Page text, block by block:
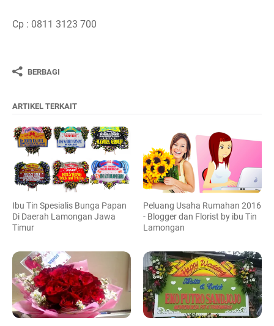
Cp : 0811 3123 700
BERBAGI
ARTIKEL TERKAIT
Ibu Tin Spesialis Bunga Papan
Di Daerah Lamongan Jawa
Timur
Peluang Usaha Rumahan 2016
- Blogger dan Florist by ibu Tin
Lamongan